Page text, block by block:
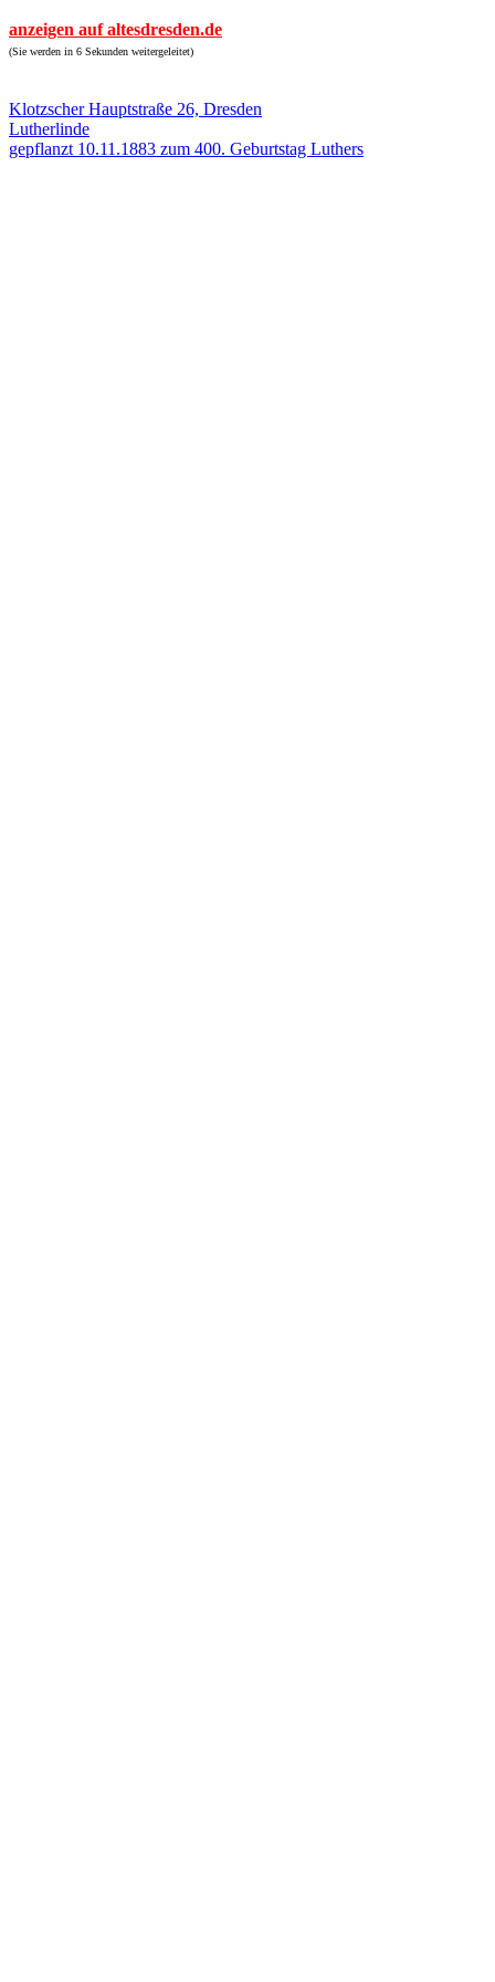
anzeigen auf altesdresden.de
(Sie werden in 6 Sekunden weitergeleitet)
Klotzscher Hauptstraße 26, Dresden
Lutherlinde
gepflanzt 10.11.1883 zum 400. Geburtstag Luthers